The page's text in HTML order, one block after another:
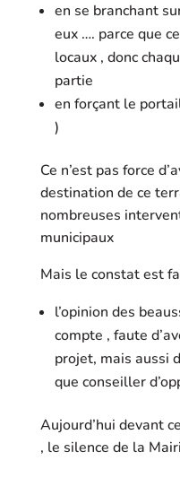
en se branchant
eux …. parce que
locaux , donc
partie
en forçant le
)
Ce n’est pas force
destination de ce
nombreuses
municipaux
Mais le constat est
l’opinion des
compte , faute
projet, mais aussi
que conseiller
Aujourd’hui devant
, le silence de la